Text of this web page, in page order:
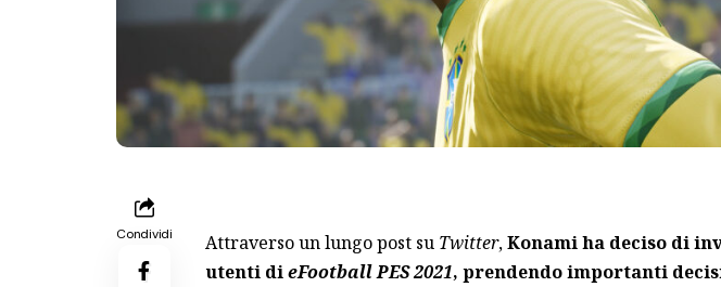
Condividi Attraverso un lungo post su Twitter,Konami ha deciso di
utenti dieFootball PES 2021, prendendo importanti